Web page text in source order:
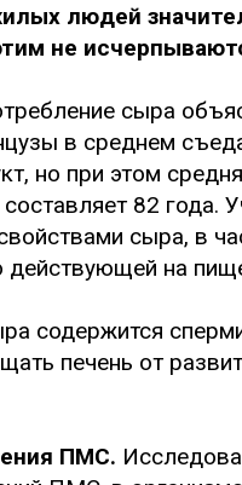
людей
не
сыра
в среднем
но при этом
82
сыра, в
действующей на
содержится
печень от
ПМС.